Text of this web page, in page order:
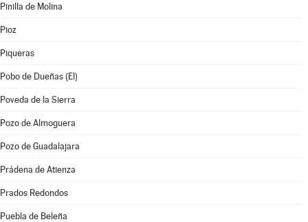
Pinilla de Molina
Pioz
Piqueras
Pobo de Dueñas (El)
Poveda de la Sierra
Pozo de Almoguera
Pozo de Guadalajara
Prádena de Atienza
Prados Redondos
Puebla de Beleña